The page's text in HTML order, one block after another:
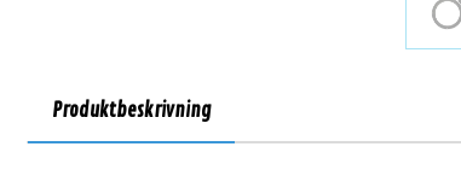
Produktbeskrivning